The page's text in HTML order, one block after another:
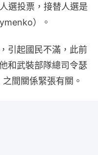
選投票，接替人選是
）。
引起國民不滿，此前
和武裝部隊總司令瑟
間關係緊張有關。